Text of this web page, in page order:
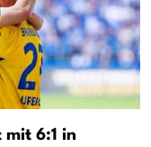
mit 6:1 in